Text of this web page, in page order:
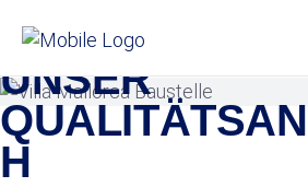
ÜBER UNS
UNSER
H